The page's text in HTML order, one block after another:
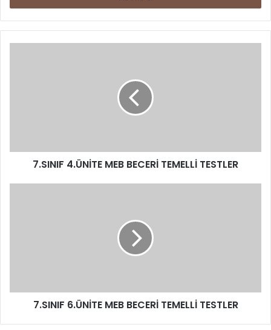
7.SINIF 4.ÜNİTE MEB BECERİ TEMELLİ TESTLER
7.SINIF 6.ÜNİTE MEB BECERİ TEMELLİ TESTLER